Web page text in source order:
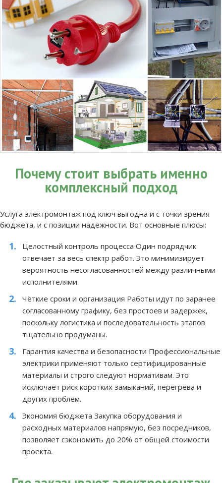
Почему стоит выбрать именно
комплексный подход
Услуга электромонтаж под ключ выгодна и с точки зрения
бюджета, и с позиции надёжности. Вот основные плюсы:
Целостный контроль процесса Один подрядчик
отвечает за весь спектр работ. Это минимизирует
вероятность несогласованностей между различными
исполнителями.
Чёткие сроки и организация Работы идут по заранее
согласованному графику, без простоев и задержек,
поскольку логистика и последовательность этапов
тщательно продуманы.
Гарантия качества и безопасности Профессиональные
электрики применяют только сертифицированные
материалы и строго следуют нормативам. Это
исключает риск коротких замыканий, перегрева и
других проблем.
Экономия бюджета Закупка оборудования и
расходных материалов напрямую, без посредников,
позволяет сэкономить до 20% от общей стоимости
проекта.